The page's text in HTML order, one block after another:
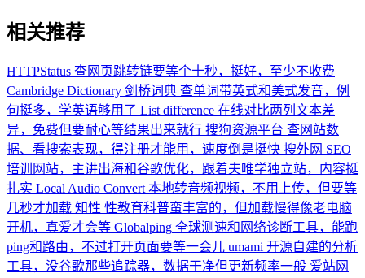
相关推荐
HTTPStatus 查网页跳转链要等个十秒，挺好，至少不收费
Cambridge Dictionary 剑桥词典 查单词带英式和美式发音，例
句挺多，学英语够用了 List difference 在线对比两列文本差
异，免费但要耐心等结果出来就行 搜狗资源平台 查网站数
据、看搜索表现，得注册才能用，速度倒是挺快 搜外网 SEO
培训网站，主讲出海和谷歌优化，跟着夫唯学独立站，内容挺
扎实 Local Audio Convert 本地转音频视频，不用上传，但要等
几秒才加载 知性 性教育科普蛮丰富的，但加载慢得像老电脑
开机，真爱才会等 Globalping 全球测速和网络诊断工具，能跑
ping和路由，不过打开页面要等一会儿 umami 开源自建的分析
工具，没谷歌那些追踪器，数据干净但更新频率一般 爱站网